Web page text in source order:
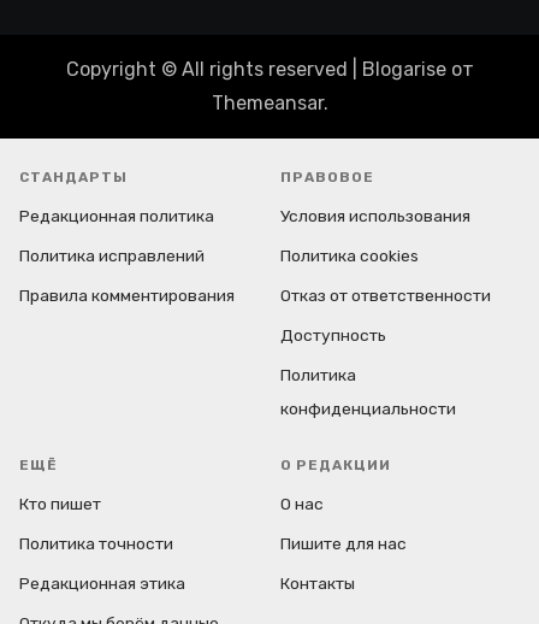
Copyright © All rights reserved Blogariseот
Themeansar.
СТАНДАРТЫ
Редакционная политика
Политика исправлений
Правила комментирования
ПРАВОВОЕ
Условия использования
Политика cookies
Отказ от ответственности
Доступность
Политика
конфиденциальности
ЕЩЁ
Кто пишет
Политика точности
Редакционная этика
О РЕДАКЦИИ
О нас
Пишите для нас
Контакты